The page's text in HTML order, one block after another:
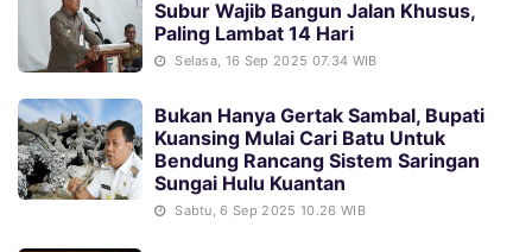
Subur Wajib Bangun Jalan Khusus,
Paling Lambat 14 Hari
Selasa, 16 Sep 2025 07.34 WIB
Bukan Hanya Gertak Sambal, Bupati
Kuansing Mulai Cari Batu Untuk
Bendung Rancang Sistem Saringan
Sungai Hulu Kuantan
Sabtu, 6 Sep 2025 10.26 WIB